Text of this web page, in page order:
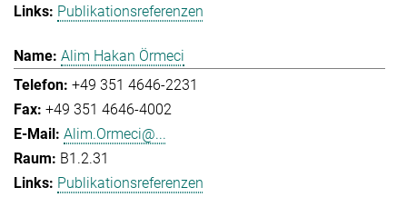
Publikationsreferenzen
Alim Hakan Örmeci
+49 351 4646-2231
+49 351 4646-4002
Alim.Ormeci@...
B1.2.31
Publikationsreferenzen